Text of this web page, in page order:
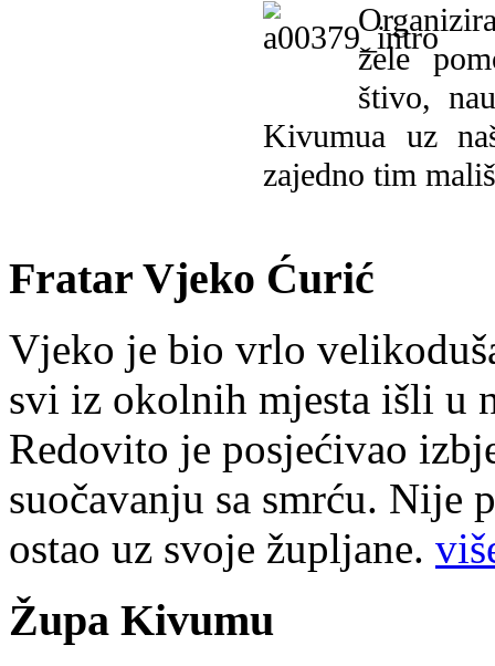
žele
štivo,
Kivumua uz
zajedno tim
Fratar Vjeko Ćurić
Vjeko je bio vrlo
svi iz okolnih mjesta išli u
Redovito je posjećivao
suočavanju sa smrću. Nije
ostao uz svoje župljane.
Župa Kivumu